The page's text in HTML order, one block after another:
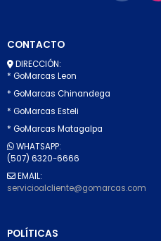
CONTACTO
DIRECCIÓN:
* GoMarcas Leon
* GoMarcas Chinandega
* GoMarcas Esteli
* GoMarcas Matagalpa
WHATSAPP:
(507) 6320-6666
EMAIL:
servicioalcliente@gomarcas.com
POLÍTICAS